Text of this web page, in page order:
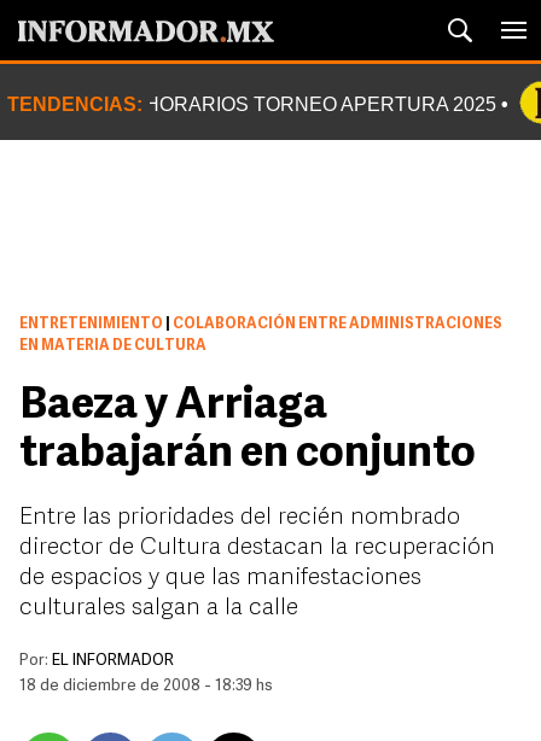
TENDENCIAS: HORARIOS TORNEO APERTURA 2025
ENTRETENIMIENTO
COLABORACIÓN ENTRE ADMINISTRACIONES
EN MATERIA DE CULTURA
Baeza y Arriaga
trabajarán en conjunto
Entre las prioridades del recién nombrado
director de Cultura destacan la recuperación
de espacios y que las manifestaciones
culturales salgan a la calle
Por: EL INFORMADOR
18 de diciembre de 2008 - 18:39 hs